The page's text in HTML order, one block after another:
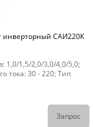
инверторный САИ220К
1,0/1,5/2,0/3,0/4,0/5,0;
тока: 30 - 220; Тип
Запрос